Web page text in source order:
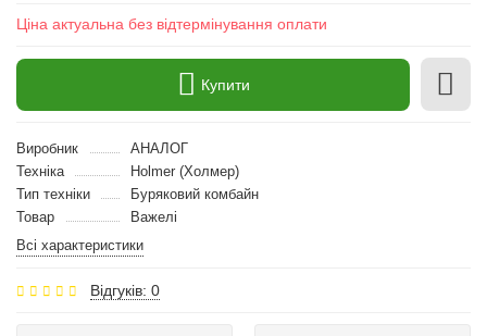
Ціна актуальна без відтермінування оплати
Купити
Виробник
АНАЛОГ
Техніка
Holmer (Холмер)
Тип техніки
Буряковий комбайн
Товар
Важелі
Всі характеристики
Відгуків: 0